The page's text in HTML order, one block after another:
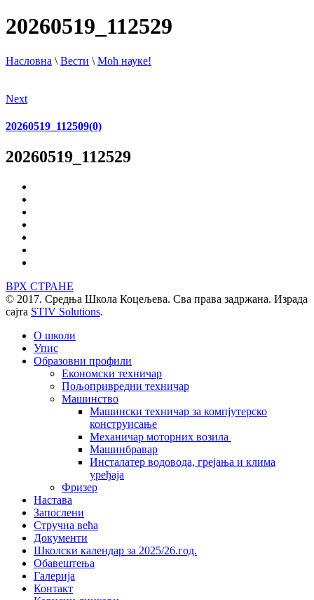
20260519_112529
Насловна \ Вести \ Моћ науке!
Next
20260519_112509(0)
20260519_112529
ВРХ СТРАНЕ
© 2017. Средња Школа Коцељева. Сва права задржана. Израда
сајта STIV Solutions.
О школи
Упис
Образовни профили
Економски техничар
Пољопривредни техничар
Машинство
Машински техничар за компјутерско
конструисање
Механичар моторних возила
Машинбравар
Инсталатер водовода, грејања и клима
уређаја
Фризер
Настава
Запослени
Стручна већа
Документи
Школски календар за 2025/26.год.
Обавештења
Галерија
Контакт